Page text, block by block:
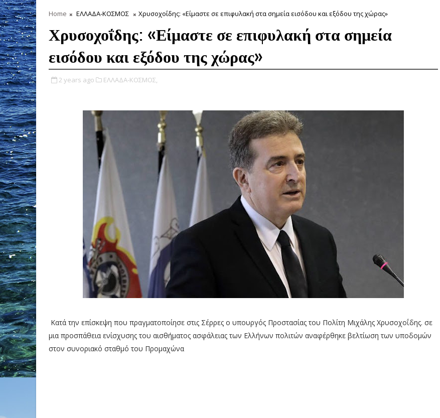
Home ΕΛΛΑΔΑ-ΚΟΣΜΟΣ Χρυσοχοΐδης: «Είμαστε σε επιφυλακή στα σημεία εισόδου και εξόδου της χώρας»
Χρυσοχοΐδης: «Είμαστε σε επιφυλακή στα σημεία
εισόδου και εξόδου της χώρας»
2 years ago ΕΛΛΑΔΑ-ΚΟΣΜΟΣ,
Κατά την επίσκεψη που πραγματοποίησε στις Σέρρες ο υπουργός Προστασίας του Πολίτη Μιχάλης Χρυσοχοΐδης. σε
μια προσπάθεια ενίσχυσης του αισθήματος ασφάλειας των Ελλήνων πολιτών αναφέρθηκε βελτίωση των υποδομών
στον συνοριακό σταθμό του Προμαχώνα